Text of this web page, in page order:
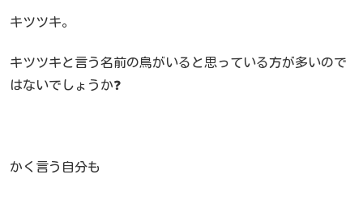
キツツキ。
キツツキと言う名前の鳥がいると思っている方が多いので
はないでしょうか❓
かく言う自分も